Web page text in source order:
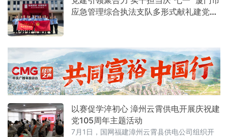
引领，夯实国门一线思想根基。
应急管理综合执法支队多形式献礼建党
以赛促学淬初心 漳州云霄供电开展庆祝建
党105周年主题活动
7月1日，国网福建漳州云霄县供电公司组织开